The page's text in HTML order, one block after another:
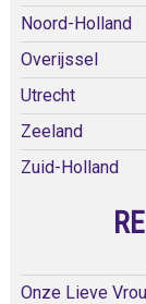
Noord-Holland
Overijssel
Utrecht
Zeeland
Zuid-Holland
Onze Lieve